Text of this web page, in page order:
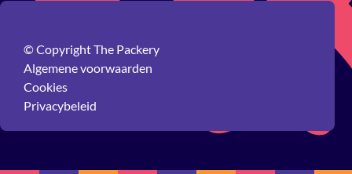
© Copyright The Packery
Algemene voorwaarden
Cookies
Privacybeleid